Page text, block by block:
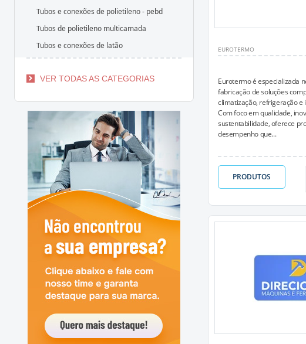
Tubos e conexões de polietileno - pebd
Tubos de polietileno multicamada
Tubos e conexões de latão
VER TODAS AS CATEGORIAS
EUROTERMO
Eurotermo é especializada
fabricação de soluções
climatização, refrigeração e
Com foco em qualidade,
sustentabilidade, oferece
desempenho que...
PRODUTOS